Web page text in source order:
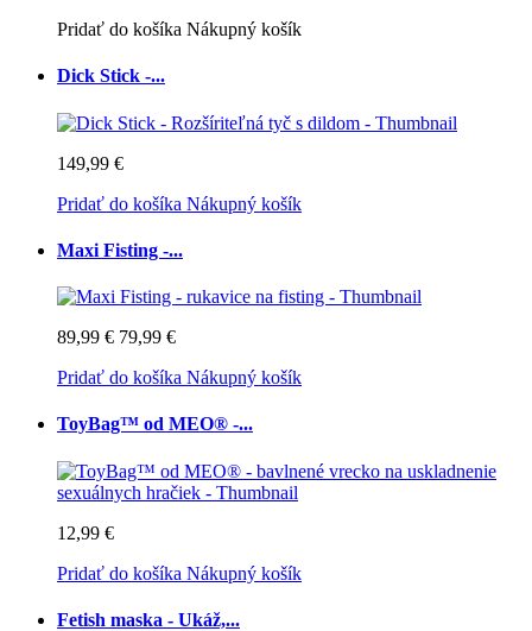
Pridať do košíka Nákupný košík
Dick Stick -...
149,99 €
Pridať do košíka Nákupný košík
Maxi Fisting -...
89,99 € 79,99 €
Pridať do košíka Nákupný košík
ToyBag™ od MEO® -...
12,99 €
Pridať do košíka Nákupný košík
Fetish maska - Ukáž,...